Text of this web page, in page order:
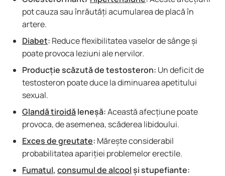
pot cauza sau înrăutăți acumularea de placă în
artere.
Diabet: Reduce flexibilitatea vaselor de sânge și
poate provoca leziuni ale nervilor.
Producție scăzută de testosteron: Un deficit de
testosteron poate duce la diminuarea apetitului
sexual.
Glandă tiroidăleneșă:Această afecțiune poate
provoca, de asemenea, scăderea libidoului.
Exces de greutate: Mărește considerabil
probabilitatea apariției problemelor erectile.
Fumatul, consumul de alcoolși stupefiante: